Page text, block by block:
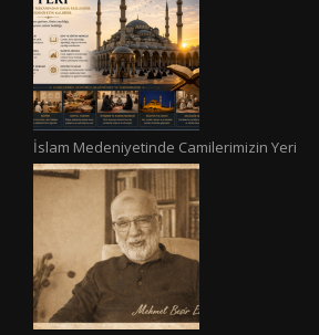
İslam Medeniyetinde Camilerimizin Yeri